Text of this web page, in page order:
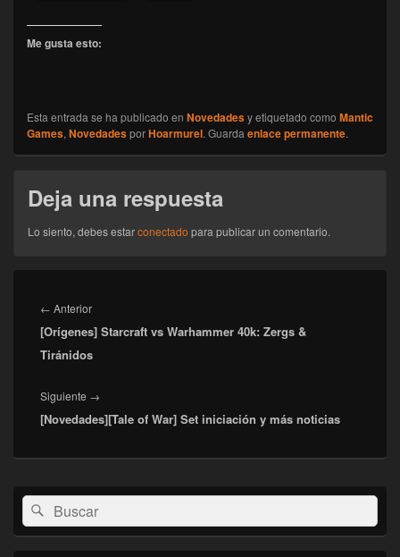
Me gusta esto:
Esta entrada se ha publicado en Novedadesy etiquetado como Mantic
Games, NovedadesporHoarmurel. Guarda enlace permanente.
Deja una respuesta
Lo siento, debes estarconectado para publicar un comentario.
de
entradas
← AnteriorEntrada
anterior:
[Orígenes] Starcraft vs Warhammer 40k: Zergs &
Tiránidos
Siguiente →
siguiente:
[Novedades][Tale of War] Set iniciación y más noticias
El
área
de
widget
Buscar
por:
Buscar